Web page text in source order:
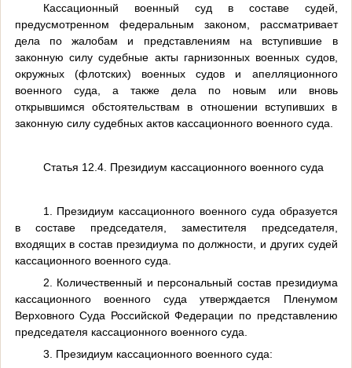
Кассационный военный суд в составе судей,
предусмотренном федеральным законом, рассматривает
дела по жалобам и представлениям на вступившие в
законную силу судебные акты гарнизонных военных судов,
окружных (флотских) военных судов и апелляционного
военного суда, а также дела по новым или вновь
открывшимся обстоятельствам в отношении вступивших в
законную силу судебных актов кассационного военного суда.
Статья 12.4. Президиум кассационного военного суда
1. Президиум кассационного военного суда образуется
в составе председателя, заместителя председателя,
входящих в состав президиума по должности, и других судей
кассационного военного суда.
2. Количественный и персональный состав президиума
кассационного военного суда утверждается Пленумом
Верховного Суда Российской Федерации по представлению
председателя кассационного военного суда.
3. Президиум кассационного военного суда: